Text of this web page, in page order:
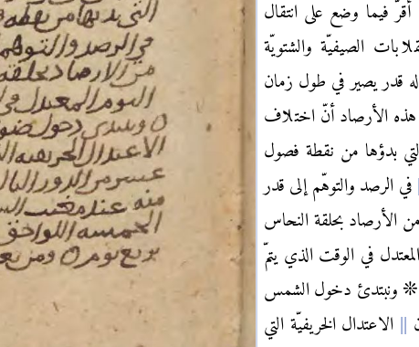
فيما وضع على انتقال
الصيفيّة والشتويّة
قدر يصير في طول زمان
الأرصاد أنّ اختلاف
بدؤها من نقطة فصول
في الرصد والتوهّم إلى قدر
الأرصاد بحلقة النحاس
في الوقت الذي يتمّ
ونبتدئ دخول الشمس
الاعتدال الخريفيّة التي